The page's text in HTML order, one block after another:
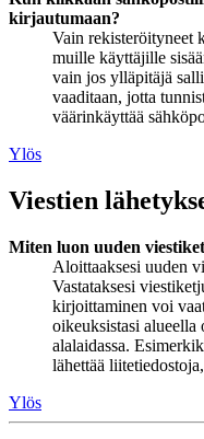
kirjautumaan?
Vain rekisteröityneet
muille käyttäjille
vain jos ylläpitäjä
vaaditaan, jotta
väärinkäyttää
Ylös
Viestien
Miten luon uuden
Aloittaaksesi uuden
Vastataksesi
kirjoittaminen voi
oikeuksistasi alueella
alalaidassa.
lähettää
Ylös